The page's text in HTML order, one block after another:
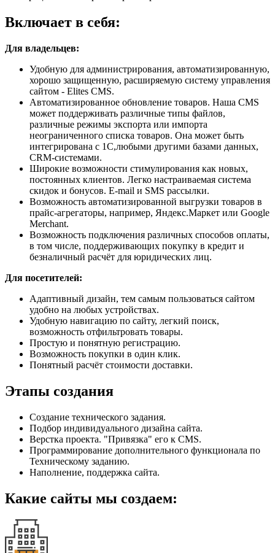
Включает в себя:
Для владельцев:
Удобную для администрирования, автоматизированную,
хорошо защищенную, расширяемую систему управления
сайтом - Elites CMS.
Автоматизированное обновление товаров. Наша CMS
может поддерживать различные типы файлов,
различные режимы экспорта или импорта
неограниченного списка товаров. Она может быть
интегрирована с 1С,любыми другими базами данных,
CRM-системами.
Широкие возможности стимулирования как новых,
постоянных клиентов. Легко настраиваемая система
скидок и бонусов. E-mail и SMS рассылки.
Возможность автоматизированной выгрузки товаров в
прайс-агрегаторы, например, Яндекс.Маркет или Google
Merchant.
Возможность подключения различных способов оплаты,
в том числе, поддерживающих покупку в кредит и
безналичный расчёт для юридических лиц.
Для посетителей:
Адаптивный дизайн, тем самым пользоваться сайтом
удобно на любых устройствах.
Удобную навигацию по сайту, легкий поиск,
возможность отфильтровать товары.
Простую и понятную регистрацию.
Возможность покупки в один клик.
Понятный расчёт стоимости доставки.
Этапы создания
Создание технического задания.
Подбор индивидуального дизайна сайта.
Верстка проекта. "Привязка" его к CMS.
Программирование дополнительного функционала по
Техническому заданию.
Наполнение, поддержка сайта.
Какие сайты мы создаем: